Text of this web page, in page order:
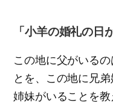
「小羊の婚礼の日
この地に父がいる
とを、この地に兄
姉妹がいることを